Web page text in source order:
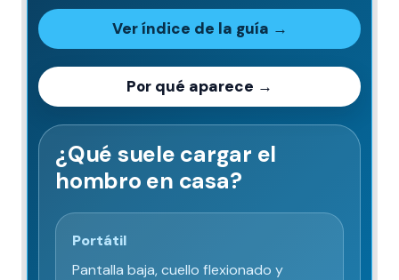
Ver índice de la guía →
Por qué aparece →
¿Qué suele cargar el
hombro en casa?
Portátil
Pantalla baja, cuello flexionado y